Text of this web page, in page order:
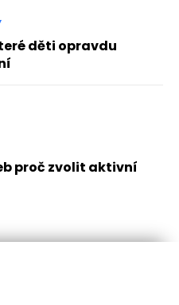
děti opravdu
proč zvolit aktivní